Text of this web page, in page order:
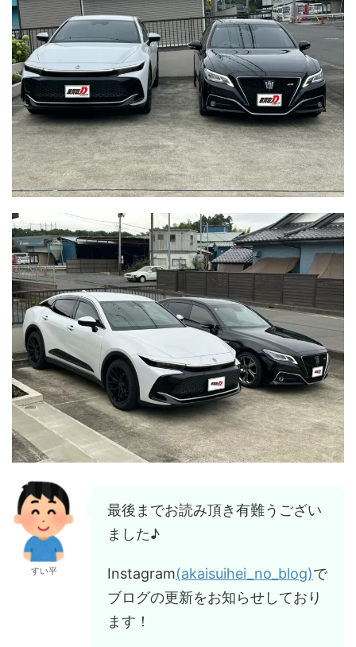
すい平
最後までお読み頂き有難うござい
ました♪
Instagram(akaisuihei_no_blog)で
ブログの更新をお知らせしており
ます！